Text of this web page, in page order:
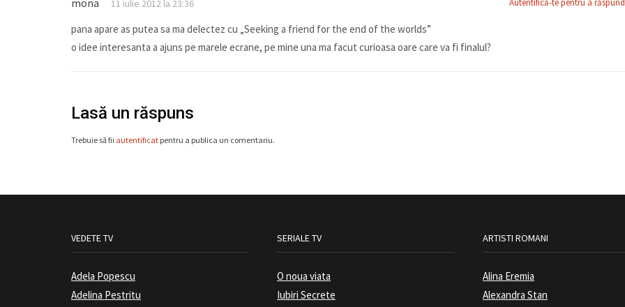
mona 11 iulie 2012 la 23:36 Autentifică-te pentru a
pana apare as putea sa ma delectez cu „Seeking a friend for the end of the worlds”
o idee interesanta a ajuns pe marele ecrane, pe mine una ma facut curioasa oare care va fi finalul?
Lasă un răspuns
Trebuie să fii autentificat pentru a publica un comentariu.
VEDETE TV
Adela Popescu
Adelina Pestritu
SERIALE TV
O noua viata
Iubiri Secrete
ARTISTI ROMANI
Alina Eremia
Alexandra Stan